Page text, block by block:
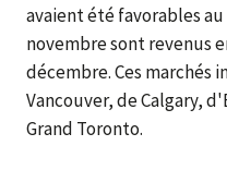
avaient été favorables
novembre sont revenus
décembre. Ces marchés
Vancouver, de Calgary,
Grand Toronto.